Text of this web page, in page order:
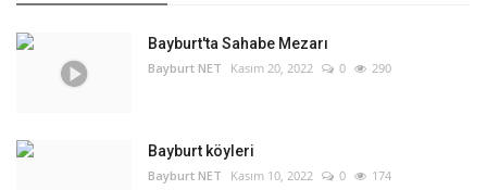
Bayburt'ta Sahabe Mezarı
Bayburt NET Kasım 20, 2022 0 290
Bayburt köyleri
Bayburt NET Kasım 10, 2022 0 174